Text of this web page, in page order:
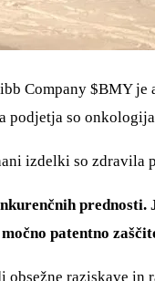
Company $BMYje
podjetja so
izdelki so zdravila
patentno
obsežne raziskave